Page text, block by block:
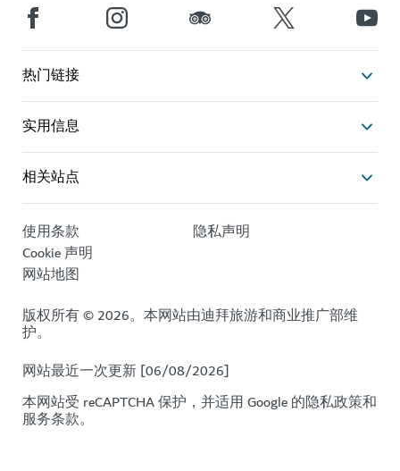
热门链接
实用信息
相关站点
使用条款
隐私声明
Cookie 声明
网站地图
版权所有 © 2026。本网站由迪拜旅游和商业推广部维
护。
网站最近一次更新 [06/08/2026]
本网站受 reCAPTCHA 保护，并适用 Google 的隐私政策和
服务条款。